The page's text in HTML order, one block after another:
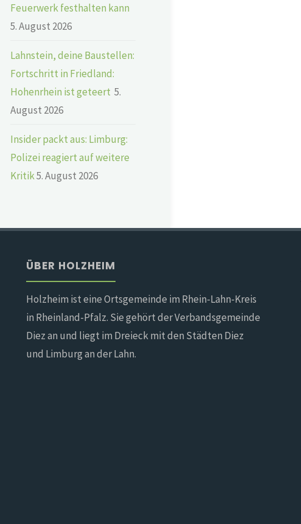
Feuerwerk festhalten kann
5. August 2026
Lahnstein, deine Baustellen:
Fortschritt in Friedland:
Hohenrhein ist geteert 5.
August 2026
Insider packt aus: Limburg:
Polizei reagiert auf weitere
Kritik5. August 2026
ÜBER HOLZHEIM
Holzheim ist eine Ortsgemeinde im Rhein-Lahn-Kreis
in Rheinland-Pfalz. Sie gehört der Verbandsgemeinde
Diez an und liegt im Dreieck mit den Städten Diez
und Limburg an der Lahn.